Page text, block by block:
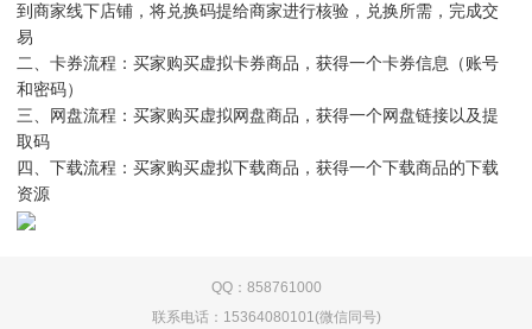
到商家线下店铺，将兑换码提给商家进行核验，兑换所需，完成交
易
二、卡券流程：买家购买虚拟卡券商品，获得一个卡券信息（账号
和密码）
三、网盘流程：买家购买虚拟网盘商品，获得一个网盘链接以及提
取码
四、下载流程：买家购买虚拟下载商品，获得一个下载商品的下载
资源
QQ：858761000
联系电话：15364080101(微信同号)